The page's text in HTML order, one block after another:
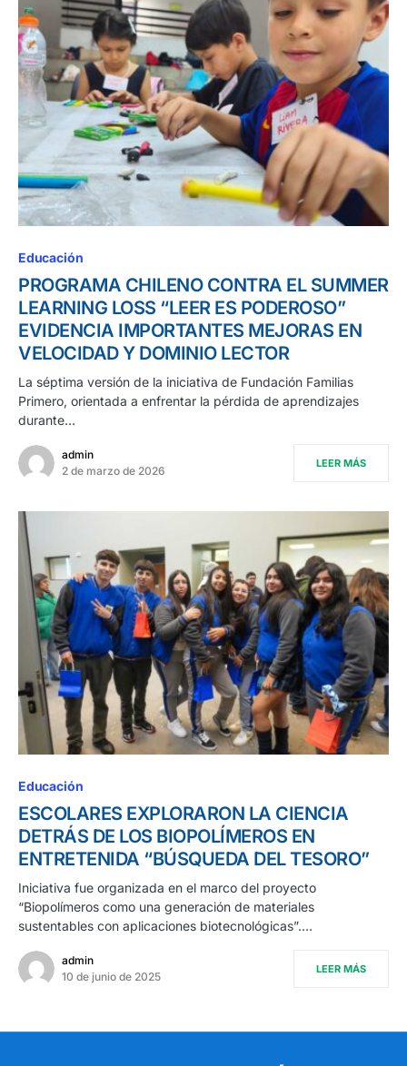
Educación
PROGRAMA CHILENO CONTRA EL SUMMER
LEARNING LOSS “LEER ES PODEROSO”
EVIDENCIA IMPORTANTES MEJORAS EN
VELOCIDAD Y DOMINIO LECTOR
La séptima versión de la iniciativa de Fundación Familias
Primero, orientada a enfrentar la pérdida de aprendizajes
durante…
admin
2 de marzo de 2026
LEER MÁS
Educación
ESCOLARES EXPLORARON LA CIENCIA
DETRÁS DE LOS BIOPOLÍMEROS EN
ENTRETENIDA “BÚSQUEDA DEL TESORO”
Iniciativa fue organizada en el marco del proyecto
“Biopolímeros como una generación de materiales
sustentables con aplicaciones biotecnológicas”.…
admin
10 de junio de 2025
LEER MÁS